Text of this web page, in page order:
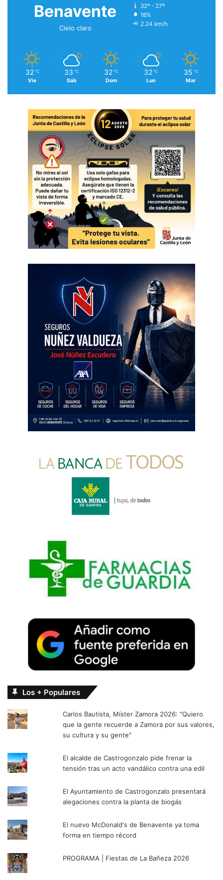
Benavente
Cielo claro
32º - 27º
18%
2.24 km/h
32 ℃
Vie
33 ℃
Sáb
32 ℃
Dom
32 ℃
Lun
35 ℃
Mar
Los + Populares
Carlos Bautista, Míster Zamora 2026: "Quiero
que la gente recuerde a Zamora por sus valores,
su cultura y su gente"
El alcalde de Castrogonzalo pide frenar la
tensión tras un acto vandálico contra una edil
El Ayuntamiento de Castrogonzalo presentará
alegaciones contra la planta de biogás
El nuevo McDonald's de Benavente ya toma
forma en tiempo récord
PROGRAMA | Fiestas de La Bañeza 2026